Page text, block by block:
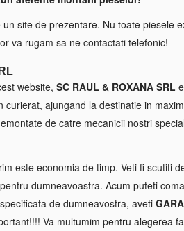
site de prezentare. Nu toate piesele
va rugam sa ne contactati telefonic!
website, SC RAUL & ROXANA SRL
curierat, ajungand la destinatie in
de catre mecanicii nostri
este economia de timp. Veti fi scutiti
dumneavoastra. Acum puteti
de dumneavostra, aveti
Va multumim pentru alegerea